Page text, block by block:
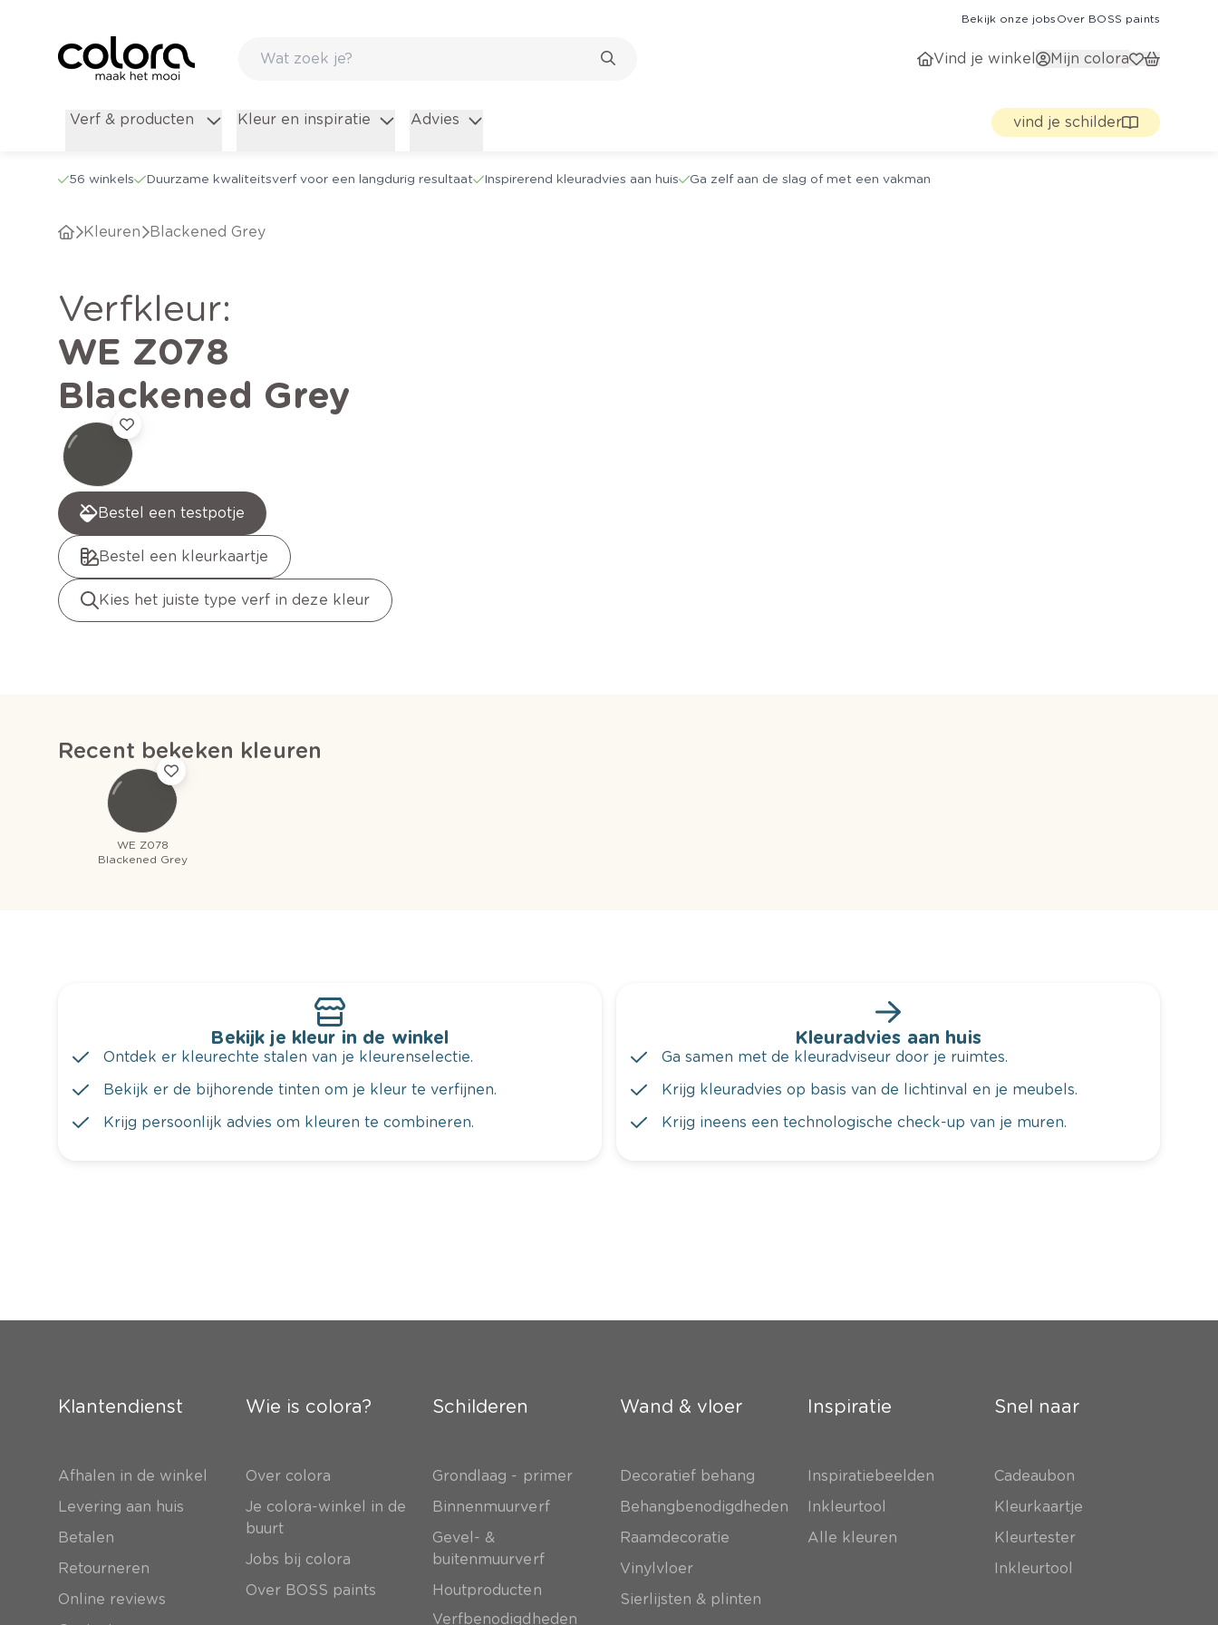
Bekijk onze jobs Over BOSS paints
Vind je winkel Mijn colora
Verf & producten Kleur en inspiratie Advies vind je schilder
56 winkels Duurzame kwaliteitsverf voor een langdurig resultaat Inspirerend kleuradvies aan huis Ga zelf aan de slag of met een vakman
Kleuren Blackened Grey
verfkleur:
WE Z078
Blackened Grey
Bestel een testpotje
Bestel een kleurkaartje
Kies het juiste type verf in deze kleur
Recent bekeken kleuren
WE Z078
Blackened Grey
Bekijk je kleur in de winkel
Ontdek er kleurechte stalen van je kleurenselectie.
Bekijk er de bijhorende tinten om je kleur te verfijnen.
Krijg persoonlijk advies om kleuren te combineren.
Kleuradvies aan huis
Ga samen met de kleuradviseur door je ruimtes.
Krijg kleuradvies op basis van de lichtinval en je meubels.
Krijg ineens een technologische check-up van je muren.
Klantendienst
Afhalen in de winkel
Levering aan huis
Betalen
Retourneren
Online reviews
Wie is colora?
Over colora
Je colora-winkel in de
buurt
Jobs bij colora
Over BOSS paints
Schilderen
Grondlaag - primer
Binnenmuurverf
Gevel- &
buitenmuurverf
Houtproducten
Verfbenodigdheden
Wand & vloer
Decoratief behang
Behangbenodigdheden
Raamdecoratie
Vinylvloer
Sierlijsten & plinten
Inspiratie
Inspiratiebeelden
Inkleurtool
Alle kleuren
Snel naar
Cadeaubon
Kleurkaartje
Kleurtester
Inkleurtool